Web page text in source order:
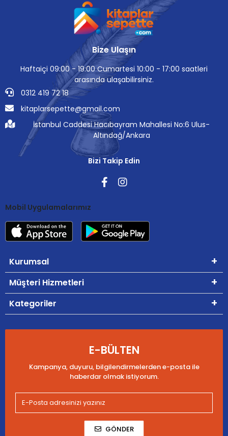
Bize Ulaşın
Haftaiçi 09:00 - 19:00 Cumartesi 10:00 - 17:00 saatleri
arasında ulaşabilirsiniz.
0312 419 72 18
kitaplarsepette@gmail.com
İstanbul Caddesi Hacıbayram Mahallesi No:6 Ulus-
Altındağ/Ankara
Bizi Takip Edin
Mobil Uygulamalarımız
Kurumsal
Müşteri Hizmetleri
Kategoriler
E-BÜLTEN
Kampanya, duyuru, bilgilendirmelerden e-posta ile
haberdar olmak istiyorum.
GÖNDER